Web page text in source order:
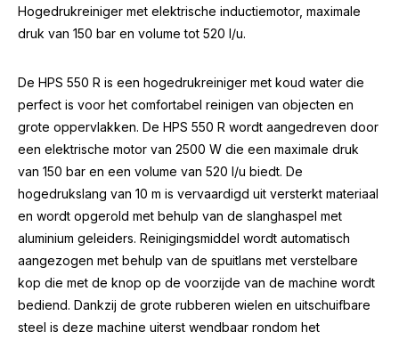
Hogedrukreiniger met elektrische inductiemotor, maximale
druk van 150 bar en volume tot 520 l/u.
De HPS 550 R is een hogedrukreiniger met koud water die
perfect is voor het comfortabel reinigen van objecten en
grote oppervlakken. De HPS 550 R wordt aangedreven door
een elektrische motor van 2500 W die een maximale druk
van 150 bar en een volume van 520 l/u biedt. De
hogedrukslang van 10 m is vervaardigd uit versterkt materiaal
en wordt opgerold met behulp van de slanghaspel met
aluminium geleiders. Reinigingsmiddel wordt automatisch
aangezogen met behulp van de spuitlans met verstelbare
kop die met de knop op de voorzijde van de machine wordt
bediend. Dankzij de grote rubberen wielen en uitschuifbare
steel is deze machine uiterst wendbaar rondom het